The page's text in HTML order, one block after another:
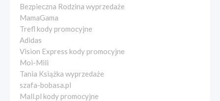
Bezpieczna Rodzina wyprzedaże
MamaGama
Trefl kody promocyjne
Adidas
Vision Express kody promocyjne
Moi-Mili
Tania Książka wyprzedaże
szafa-bobasa.pl
Mall.pl kody promocyjne